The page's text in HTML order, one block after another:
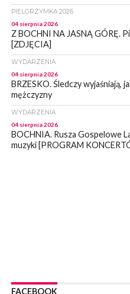
PIELGRZYMKA 2026
04 sierpnia 2026
Z BOCHNI NA JASNĄ GÓRĘ.
[ZDJĘCIA]
WYDARZENIA
04 sierpnia 2026
BRZESKO. Śledczy wyjaśniają,
mężczyzny
WYDARZENIA
04 sierpnia 2026
BOCHNIA. Rusza Gospelowe
muzyki [PROGRAM
WYDARZENIA
FACEBOOK